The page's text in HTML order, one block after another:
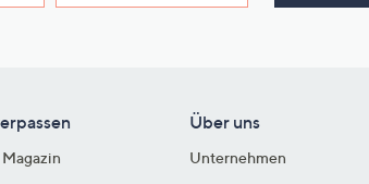
Über uns
Unternehmen